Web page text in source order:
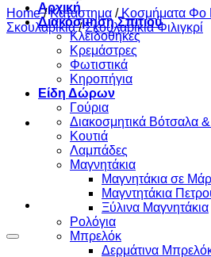
Αρχική
Διακόσμηση Σπιτιού
Κλειδοθήκες
Κρεμάστρες
Φωτιστικά
Κηροπήγια
Είδη Δώρων
Γούρια
Διακοσμητικά Βότσαλα
Κουτιά
Λαμπάδες
Μαγνητάκια
Μαγνητάκια σε
Μαγντητάκια
Ξύλινα Μαγνητάκια
Ρολόγια
Μπρελόκ
Δερμάτινα
Home / Κατάστημα / Κοσμήματα Φο
Σκουλαρίκια / Σκουλαρίκια Φιλιγκρί